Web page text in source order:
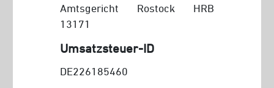
Amtsgericht Rostock HRB
13171
Umsatzsteuer-ID
DE226185460